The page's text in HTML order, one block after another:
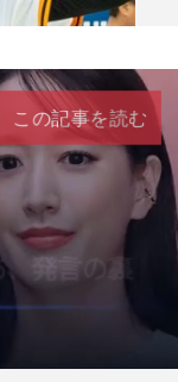
この記事を読む